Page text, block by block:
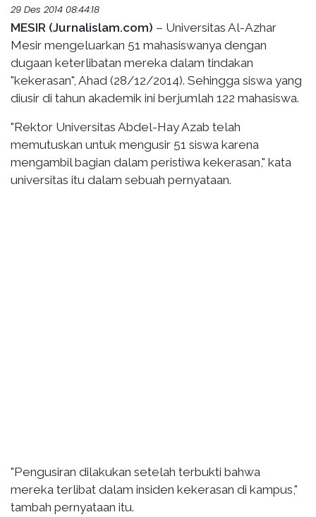
29 Des 2014 08:44:18
MESIR (Jurnalislam.com) – Universitas Al-Azhar
Mesir mengeluarkan 51 mahasiswanya dengan
dugaan keterlibatan mereka dalam tindakan
"kekerasan", Ahad (28/12/2014). Sehingga siswa yang
diusir di tahun akademik ini berjumlah 122 mahasiswa.
"Rektor Universitas Abdel-Hay Azab telah
memutuskan untuk mengusir 51 siswa karena
mengambil bagian dalam peristiwa kekerasan," kata
universitas itu dalam sebuah pernyataan.
"Pengusiran dilakukan setelah terbukti bahwa
mereka terlibat dalam insiden kekerasan di kampus,"
tambah pernyataan itu.